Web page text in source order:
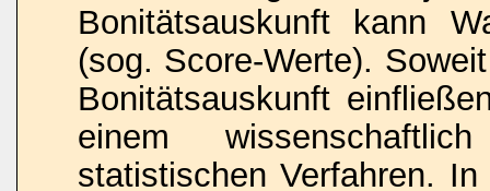
Bonitätsauskunft kann
(sog. Score-Werte).
Bonitätsauskunft
einem
statistischen Verfahren.